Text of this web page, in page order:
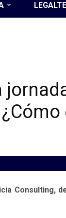
Consulting,